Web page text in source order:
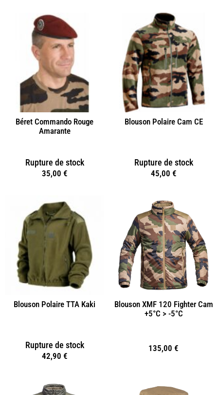
Béret Commando Rouge
Amarante
Rupture de stock
35,00 €
Blouson Polaire Cam CE
Rupture de stock
45,00 €
Blouson Polaire TTA Kaki
Rupture de stock
42,90 €
Blouson XMF 120 Fighter Cam
+5°C > -5°C
135,00 €